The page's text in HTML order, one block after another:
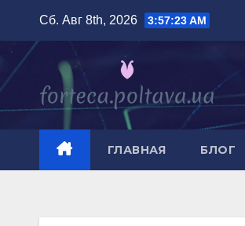
содержимому
Сб. Авг 8th, 2026 3:57:24 AM
ГЛАВНАЯ БЛОГ